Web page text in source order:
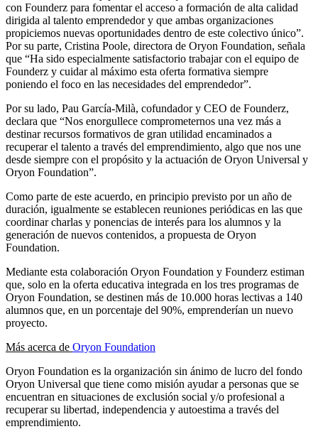
con Founderz para fomentar el acceso a formación de alta calidad
dirigida al talento emprendedor y que ambas organizaciones
propiciemos nuevas oportunidades dentro de este colectivo único”.
Por su parte, Cristina Poole, directora de Oryon Foundation, señala
que “Ha sido especialmente satisfactorio trabajar con el equipo de
Founderz y cuidar al máximo esta oferta formativa siempre
poniendo el foco en las necesidades del emprendedor”.
Por su lado, Pau García-Milà, cofundador y CEO de Founderz,
declara que “Nos enorgullece comprometernos una vez más a
destinar recursos formativos de gran utilidad encaminados a
recuperar el talento a través del emprendimiento, algo que nos une
desde siempre con el propósito y la actuación de Oryon Universal y
Oryon Foundation”.
Como parte de este acuerdo, en principio previsto por un año de
duración, igualmente se establecen reuniones periódicas en las que
coordinar charlas y ponencias de interés para los alumnos y la
generación de nuevos contenidos, a propuesta de Oryon
Foundation.
Mediante esta colaboración Oryon Foundation y Founderz estiman
que, solo en la oferta educativa integrada en los tres programas de
Oryon Foundation, se destinen más de 10.000 horas lectivas a 140
alumnos que, en un porcentaje del 90%, emprenderían un nuevo
proyecto.
Más acerca de Oryon Foundation
Oryon Foundation es la organización sin ánimo de lucro del fondo
Oryon Universal que tiene como misión ayudar a personas que se
encuentran en situaciones de exclusión social y/o profesional a
recuperar su libertad, independencia y autoestima a través del
emprendimiento.